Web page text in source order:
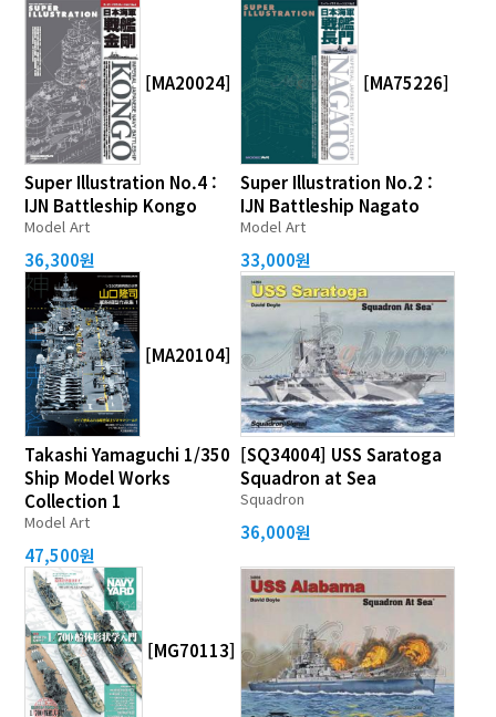
[MA20024]
Super Illustration No.4 :
IJN Battleship Kongo
Model Art
36,300원
[MA75226]
Super Illustration No.2 :
IJN Battleship Nagato
Model Art
33,000원
[MA20104]
Takashi Yamaguchi 1/350
Ship Model Works
Collection 1
Model Art
47,500원
[SQ34004] USS Saratoga
Squadron at Sea
Squadron
36,000원
[MG70113]